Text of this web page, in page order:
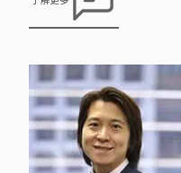
會，過去為不同社區及慈善團體提供
社區義務法律咨詢服務，亦為多間非
法律顧問。 此外，羅律師曾為頭條日
報《法理之間》撰寫專 […]